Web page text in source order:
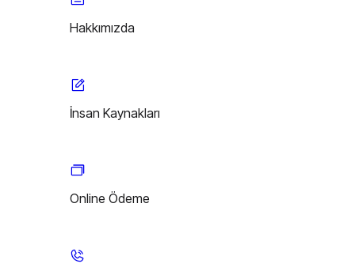
Hakkımızda
İnsan Kaynakları
Online Ödeme